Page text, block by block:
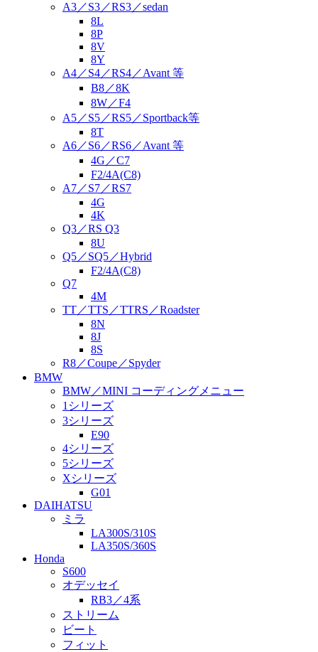
A3／S3／RS3／sedan
8L
8P
8V
8Y
A4／S4／RS4／Avant 等
B8／8K
8W／F4
A5／S5／RS5／Sportback等
8T
A6／S6／RS6／Avant 等
4G／C7
F2/4A(C8)
A7／S7／RS7
4G
4K
Q3／RS Q3
8U
Q5／SQ5／Hybrid
F2/4A(C8)
Q7
4M
TT／TTS／TTRS／Roadster
8N
8J
8S
R8／Coupe／Spyder
BMW
BMW／MINI コーディングメニュー
1シリーズ
3シリーズ
E90
4シリーズ
5シリーズ
Xシリーズ
G01
DAIHATSU
ミラ
LA300S/310S
LA350S/360S
Honda
S600
オデッセイ
RB3／4系
ストリーム
ビート
フィット